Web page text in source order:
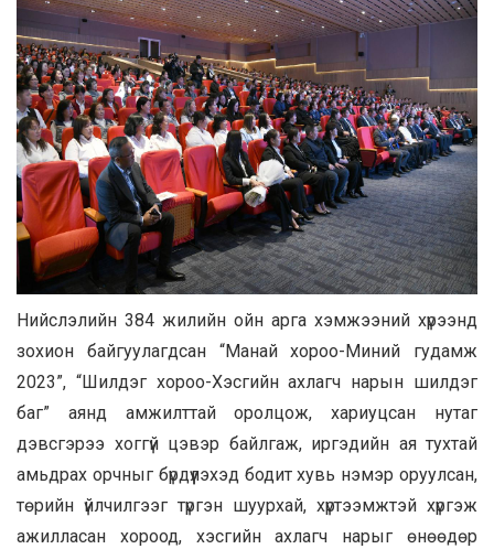
Нийслэлийн 384 жилийн ойн арга хэмжээний хүрээнд
зохион байгуулагдсан “Манай хороо-Миний гудамж
2023”, “Шилдэг хороо-Хэсгийн ахлагч нарын шилдэг
баг” аянд амжилттай оролцож, хариуцсан нутаг
дэвсгэрээ хоггүй цэвэр байлгаж, иргэдийн ая тухтай
амьдрах орчныг бүрдүүлэхэд бодит хувь нэмэр оруулсан,
төрийн үйлчилгээг түргэн шуурхай, хүртээмжтэй хүргэж
ажилласан хороод, хэсгийн ахлагч нарыг өнөөдөр